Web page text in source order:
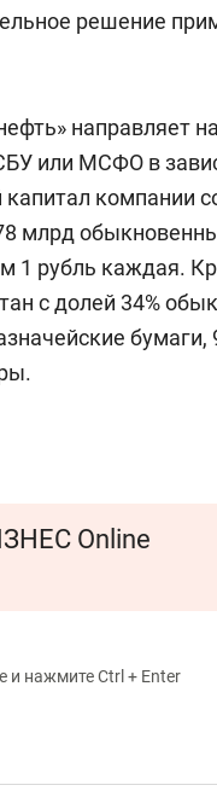
решение
направляет
или МСФО в
компании
млрд
1 рубль каждая.
с долей 34%
Online
и нажмите Ctrl + Enter